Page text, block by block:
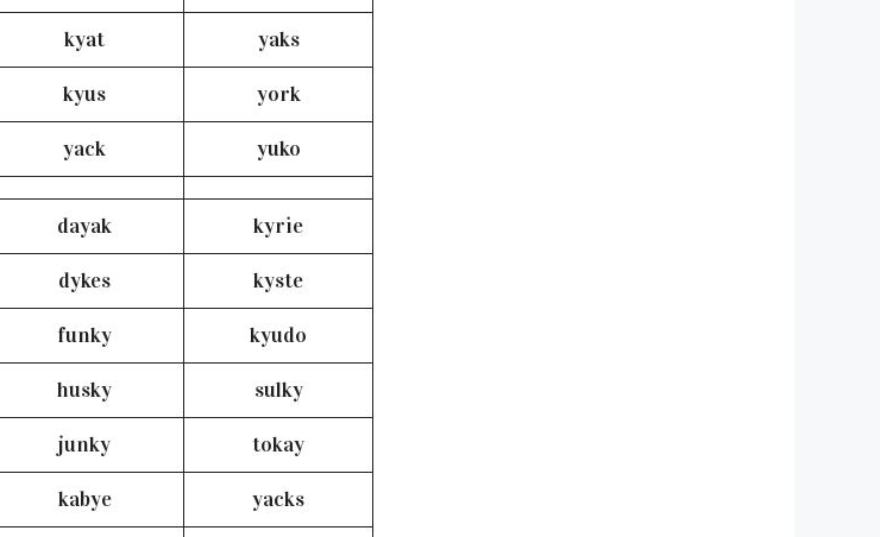
kyat yaks
kyus york
yack yuko
dayak kyrie
dykes kyste
funky kyudo
husky sulky
junky tokay
kabye yacks